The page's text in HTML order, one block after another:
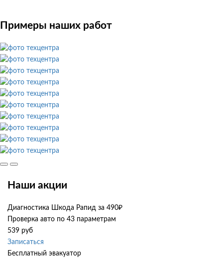
Примеры наших работ
Наши акции
Диагностика Шкода Рапид за 490₽
Проверка авто по 43 параметрам
539 руб
Записаться
Бесплатный эвакуатор